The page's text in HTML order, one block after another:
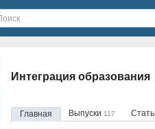
Интеграция образования
Главная Выпуски 117